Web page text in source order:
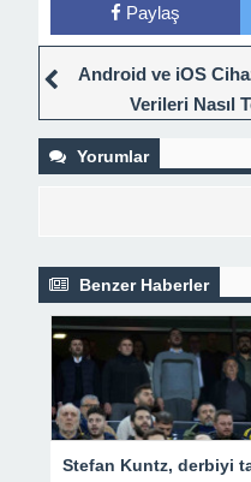
Paylaş
Android ve iOS
Verileri Nasıl
Yorumlar
Benzer Haberler